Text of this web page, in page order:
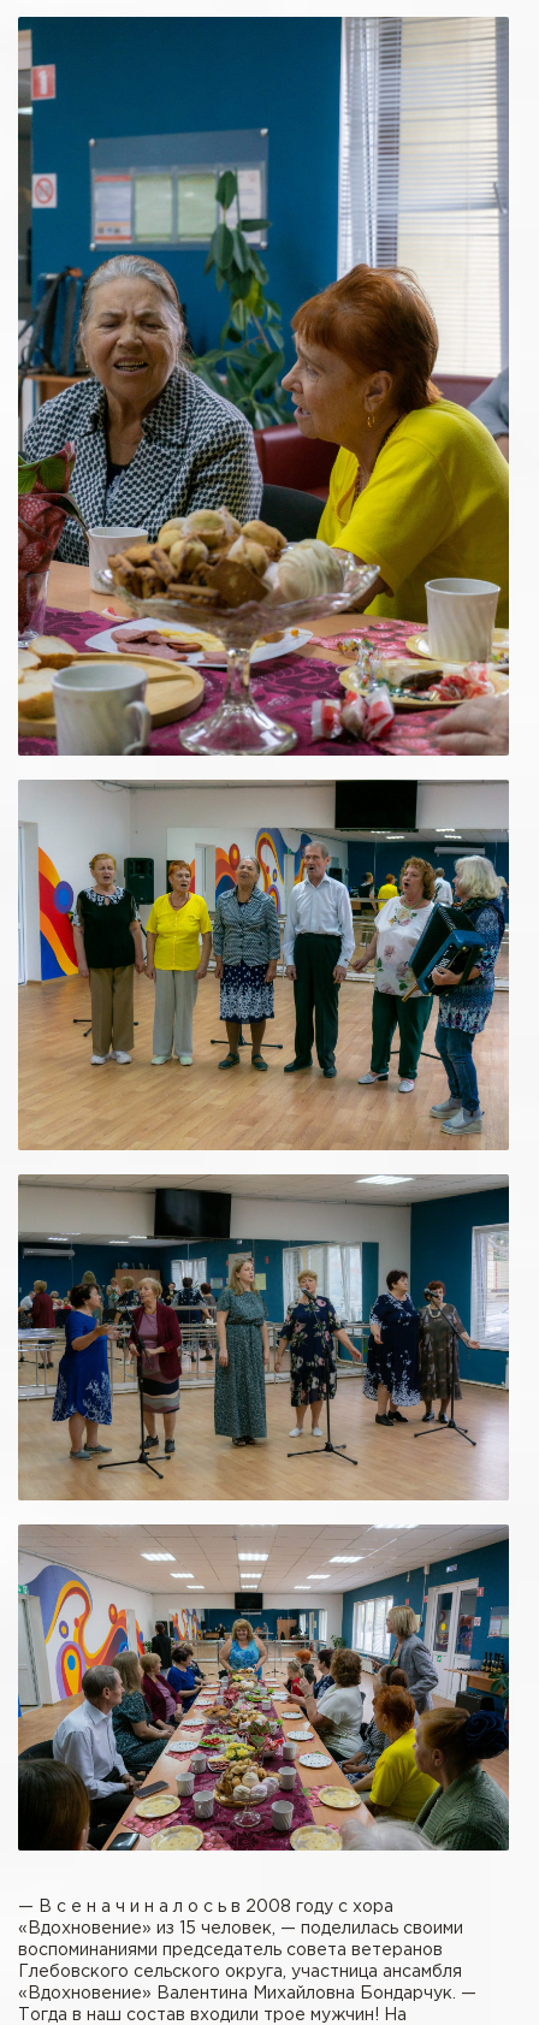
— В с е н а ч и н а л о с ь в 2008 году с хора
«Вдохновение» из 15 человек, — поделилась своими
воспоминаниями председатель совета ветеранов
Глебовского сельского округа, участница ансамбля
«Вдохновение» Валентина Михайловна Бондарчук. —
Тогда в наш состав входили трое мужчин! На